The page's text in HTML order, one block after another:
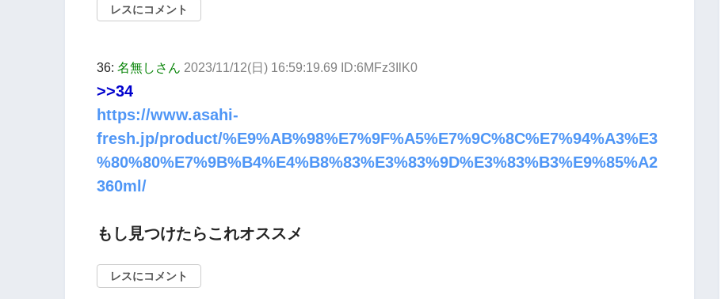
レスにコメント
36: 名無しさん 2023/11/12(日) 16:59:19.69 ID:6MFz3IlK0
>>34
https://www.asahi-
fresh.jp/product/%E9%AB%98%E7%9F%A5%E7%9C%8C%E7%94%A3%E3
%80%80%E7%9B%B4%E4%B8%83%E3%83%9D%E3%83%B3%E9%85%A2
360ml/
もし見つけたらこれオススメ
レスにコメント